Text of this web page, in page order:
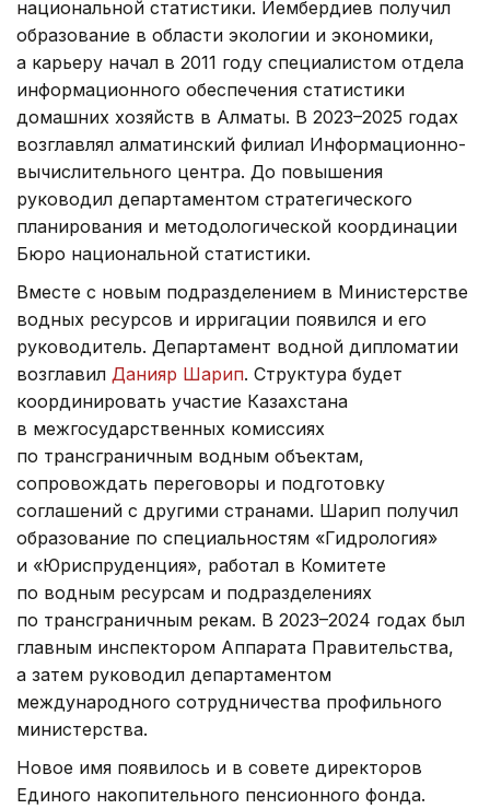
национальной статистики. Иембердиев получил
образование в области экологии и экономики,
а карьеру начал в 2011 году специалистом отдела
информационного обеспечения статистики
домашних хозяйств в Алматы. В 2023–2025 годах
возглавлял алматинский филиал Информационно-
вычислительного центра. До повышения
руководил департаментом стратегического
планирования и методологической координации
Бюро национальной статистики.
Вместе с новым подразделением в Министерстве
водных ресурсов и ирригации появился и его
руководитель. Департамент водной дипломатии
возглавил Данияр Шарип. Структура будет
координировать участие Казахстана
в межгосударственных комиссиях
по трансграничным водным объектам,
сопровождать переговоры и подготовку
соглашений с другими странами. Шарип получил
образование по специальностям «Гидрология»
и «Юриспруденция», работал в Комитете
по водным ресурсам и подразделениях
по трансграничным рекам. В 2023–2024 годах был
главным инспектором Аппарата Правительства,
а затем руководил департаментом
международного сотрудничества профильного
министерства.
Новое имя появилось и в совете директоров
Единого накопительного пенсионного фонда.